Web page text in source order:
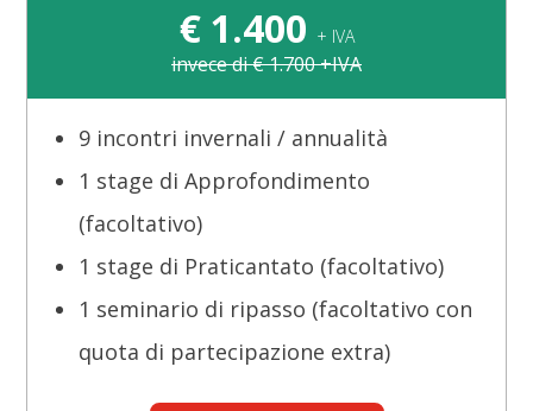
€1.400 + IVA
invece di € 1.700 +IVA
9 incontri invernali / annualità
1 stage di Approfondimento
(facoltativo)
1 stage di Praticantato (facoltativo)
1 seminario di ripasso (facoltativo con
quota di partecipazione extra)